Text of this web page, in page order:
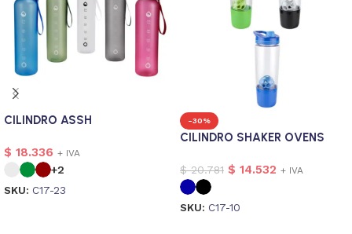
CILINDRO ASSH
$ 18.336 + IVA
+2
SKU: C17-23
-30%
CILINDRO SHAKER OVENS
$20.781 $ 14.532 + IVA
SKU: C17-10